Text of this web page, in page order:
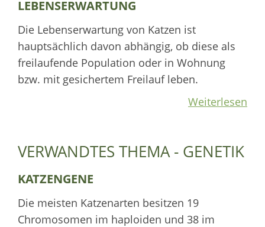
LEBENSERWARTUNG
Die Lebenserwartung von Katzen ist
hauptsächlich davon abhängig, ob diese als
freilaufende Population oder in Wohnung
bzw. mit gesichertem Freilauf leben.
Weiterlesen
VERWANDTES THEMA - GENETIK
KATZENGENE
Die meisten Katzenarten besitzen 19
Chromosomen im haploiden und 38 im